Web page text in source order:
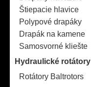
Štiepacie hlavice
Polypové drapáky
Drapák na kamene
Samosvorné kliešte
Hydraulické rotátory
Rotátory Baltrotors